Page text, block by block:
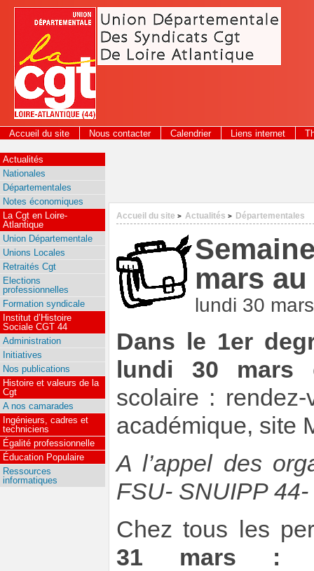
Panneau de gestion des cookies
Accueil du site Nous contacter Calendrier Liens internet
2026
Accueil du site > Actualités > Départementales
mars
lundi 30
Dans le 1er
lundi 30 mars
scolaire : rendez-
académique, site
A l’appel des
FSU- SNUIPP
Chez tous les
31 mars :
Actualités
Nationales
Départementales
Notes économiques
La Cgt en Loire-
Atlantique
Union Départementale
Unions Locales
Retraités Cgt
Elections
professionnelles
Formation syndicale
Institut d’Histoire
Sociale CGT 44
Administration
Initiatives
Nos publications
Histoire et valeurs de la
Cgt
A nos camarades
Ingénieurs, cadres et
techniciens
Égalité professionnelle
Éducation Populaire
Ressources
informatiques